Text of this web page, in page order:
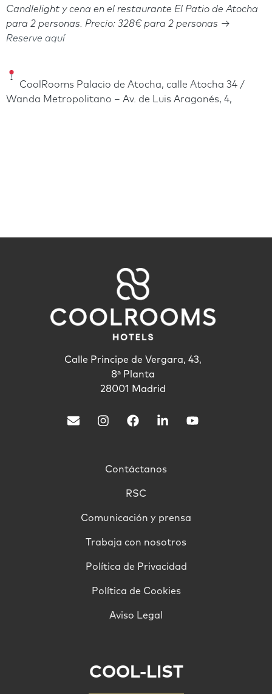
Candlelight y cena en el restaurante El Patio de Atocha
para 2 personas. Precio: 328€ para 2 personas →
Reserve aquí
CoolRooms Palacio de Atocha, calle Atocha 34 /
Wanda Metropolitano – Av. de Luis Aragonés, 4,
Calle Principe de Vergara, 43,
8ª Planta
28001 Madrid
Contáctanos
RSC
Comunicación y prensa
Trabaja con nosotros
Política de Privacidad
Política de Cookies
Aviso Legal
COOL-LIST